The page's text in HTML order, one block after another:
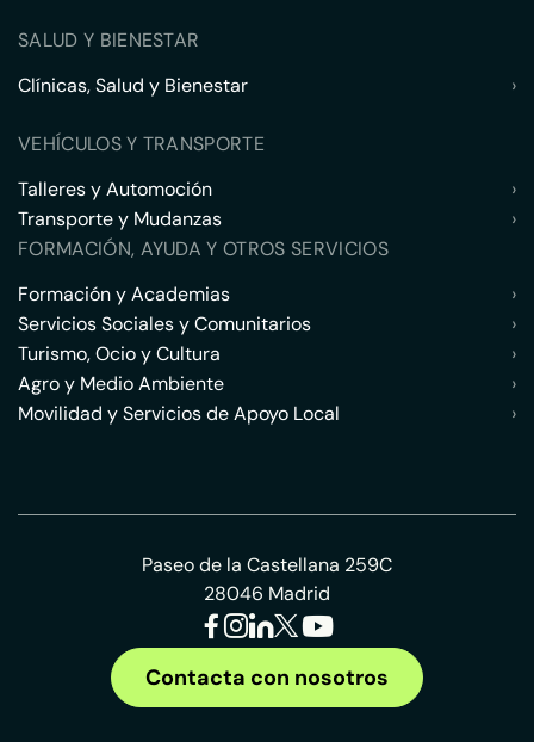
SALUD Y BIENESTAR
Clínicas, Salud y Bienestar
›
VEHÍCULOS Y TRANSPORTE
Talleres y Automoción
›
Transporte y Mudanzas
›
FORMACIÓN, AYUDA Y OTROS SERVICIOS
Formación y Academias
›
Servicios Sociales y Comunitarios
›
Turismo, Ocio y Cultura
›
Agro y Medio Ambiente
›
Movilidad y Servicios de Apoyo Local
›
Paseo de la Castellana 259C
28046 Madrid
Contacta con nosotros